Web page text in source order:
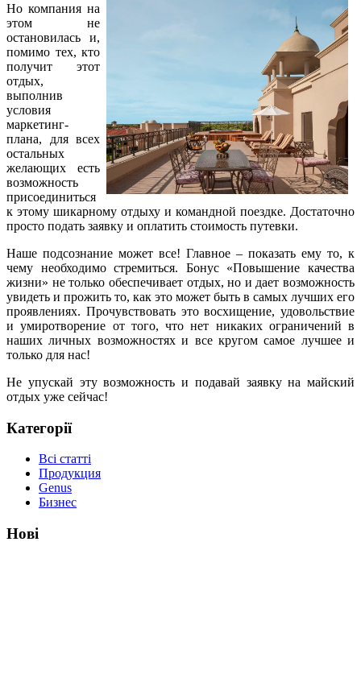
Но компания на
этом не
остановилась и,
помимо тех, кто
получит этот
отдых,
выполнив
условия
маркетинг-
плана, для всех
остальных
желающих есть
возможность
присоединиться
к этому шикарному отдыху и командной поездке. Достаточно
просто подать заявку и оплатить стоимость путевки.
Наше подсознание может все! Главное – показать ему то, к
чему необходимо стремиться. Бонус «Повышение качества
жизни» не только обеспечивает отдых, но и дает возможность
увидеть и прожить то, как это может быть в самых лучших его
проявлениях. Прочувствовать это восхищение, удовольствие
и умиротворение от того, что нет никаких ограничений в
наших личных возможностях и все кругом самое лучшее и
только для нас!
Не упускай эту возможность и подавай заявку на майский
отдых уже сейчас!
Категорії
Всі статті
Продукция
Genus
Бизнес
Нові